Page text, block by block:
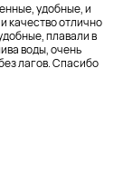
удобные, и
качество отлично
плавали в
воды, очень
лагов. Спасибо